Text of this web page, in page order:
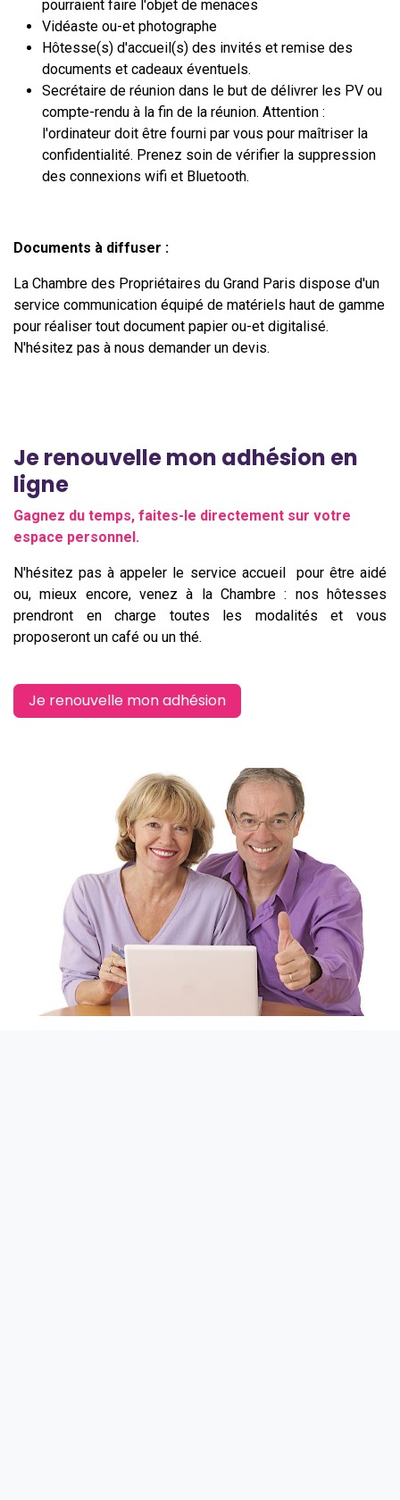
pourraient faire l'objet de menaces
Vidéaste ou-et photographe
Hôtesse(s) d'accueil(s) des invités et remise des
documents et cadeaux éventuels.
Secrétaire de réunion dans le but de délivrer les PV ou
compte-rendu à la fin de la réunion. Attention :
l'ordinateur doit être fourni par vous pour maîtriser la
confidentialité. Prenez soin de vérifier la suppression
des connexions wifi et Bluetooth.
Documents à diffuser :
La Chambre des Propriétaires du Grand Paris dispose d'un
service communication équipé de matériels haut de gamme
pour réaliser tout document papier ou-et digitalisé.
N'hésitez pas à nous demander un devis.
Je renouvelle mon adhésion en
ligne
Gagnez du temps, faites-le directement sur votre
espace personnel.
N'hésitez pas à appeler le service accueil pour être aidé
ou, mieux encore, venez à la Chambre : nos hôtesses
prendront en charge toutes les modalités et vous
proposeront un café ou un thé.
Je renouvelle mon adhésion